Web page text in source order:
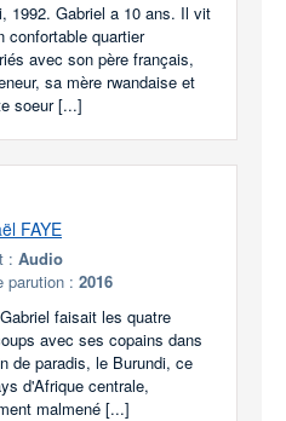
1992. Gabriel a 10 ans. Il vit
confortable quartier
avec son père français,
sa mère rwandaise et
soeur [...]
FAYE
: Audio
parution : 2016
faisait les quatre
avec ses copains dans
de paradis, le Burundi, ce
d'Afrique centrale,
malmené [...]